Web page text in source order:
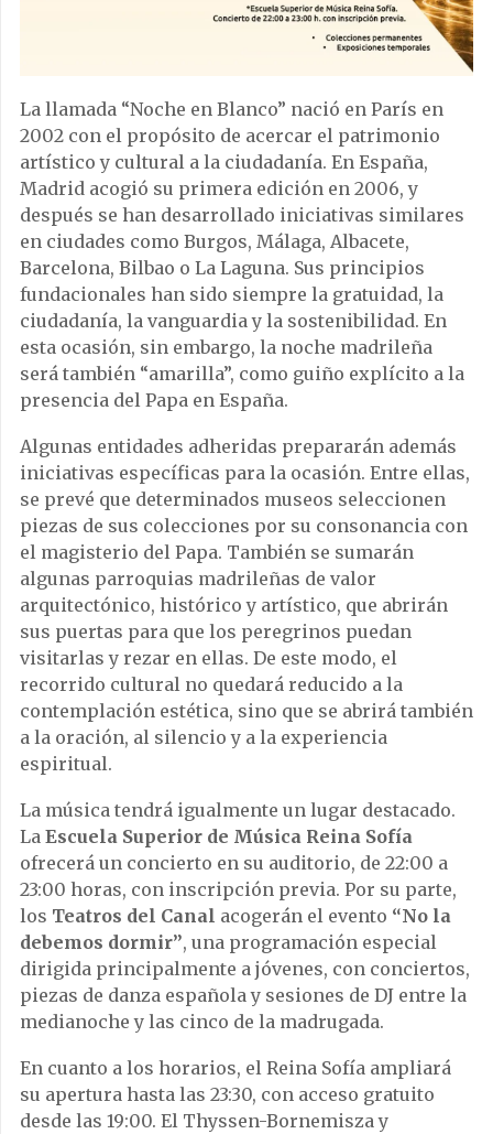
La llamada “Noche en Blanco” nació en París en
2002 con el propósito de acercar el patrimonio
artístico y cultural a la ciudadanía. En España,
Madrid acogió su primera edición en 2006, y
después se han desarrollado iniciativas similares
en ciudades como Burgos, Málaga, Albacete,
Barcelona, Bilbao o La Laguna. Sus principios
fundacionales han sido siempre la gratuidad, la
ciudadanía, la vanguardia y la sostenibilidad. En
esta ocasión, sin embargo, la noche madrileña
será también “amarilla”, como guiño explícito a la
presencia del Papa en España.
Algunas entidades adheridas prepararán además
iniciativas específicas para la ocasión. Entre ellas,
se prevé que determinados museos seleccionen
piezas de sus colecciones por su consonancia con
el magisterio del Papa. También se sumarán
algunas parroquias madrileñas de valor
arquitectónico, histórico y artístico, que abrirán
sus puertas para que los peregrinos puedan
visitarlas y rezar en ellas. De este modo, el
recorrido cultural no quedará reducido a la
contemplación estética, sino que se abrirá también
a la oración, al silencio y a la experiencia
espiritual.
La música tendrá igualmente un lugar destacado.
La Escuela Superior de Música Reina Sofía
ofrecerá un concierto en su auditorio, de 22:00 a
23:00 horas, con inscripción previa. Por su parte,
los Teatros del Canal acogerán el evento “No la
debemos dormir”, una programación especial
dirigida principalmente a jóvenes, con conciertos,
piezas de danza española y sesiones de DJ entre la
medianoche y las cinco de la madrugada.
En cuanto a los horarios, el Reina Sofía ampliará
su apertura hasta las 23:30, con acceso gratuito
desde las 19:00. El Thyssen-Bornemisza y